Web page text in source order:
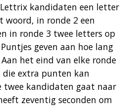
kandidaten een letter
woord, in ronde 2 een
in ronde 3 twee letters op
geven aan hoe lang
het eind van elke ronde
die extra punten kan
twee kandidaten gaat naar
zeventig seconden om